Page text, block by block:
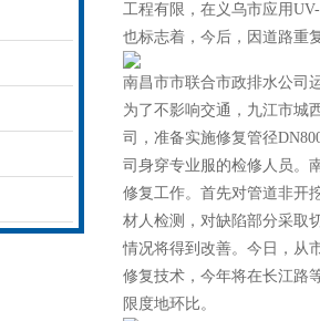
工程有限，在义乌市应用
也标志着，今后，因道路重
南昌市市联合市政排水公司
为了不影响交通，九江市城
司，准备实施修复管径
司身穿专业服的检修人员。
修复工作。首先对管道非开
材人检测，对缺陷部分采取
情况将得到改善。今日，从
修复技术，今年将在长江路
限度地环比。